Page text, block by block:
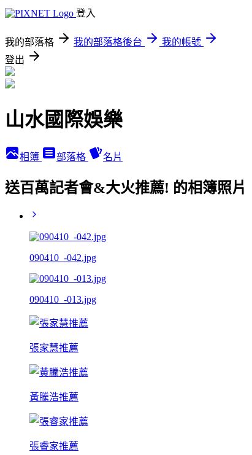
登入
我的部落格 我的部落格後台
我的帳號
登出
山水國際娛樂
相簿 部落格 名片
送百萬記者會&大火推薦! 的相簿照片
090410_-042.jpg
090410_-013.jpg
張家慧推薦
黃騰浩推薦
張睿家推薦